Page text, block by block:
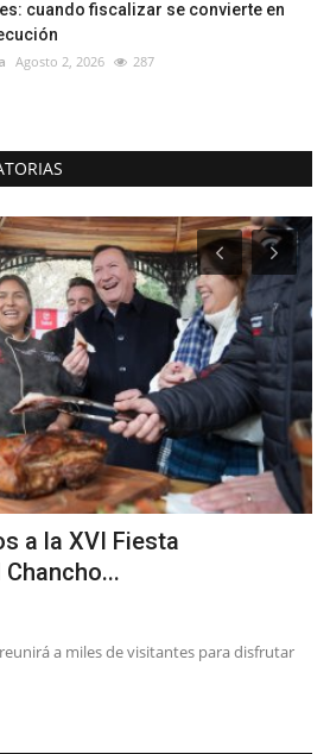
cuando fiscalizar se convierte en
Agosto 2, 2026 287
a la XVI Fiesta
a miles de visitantes para disfrutar